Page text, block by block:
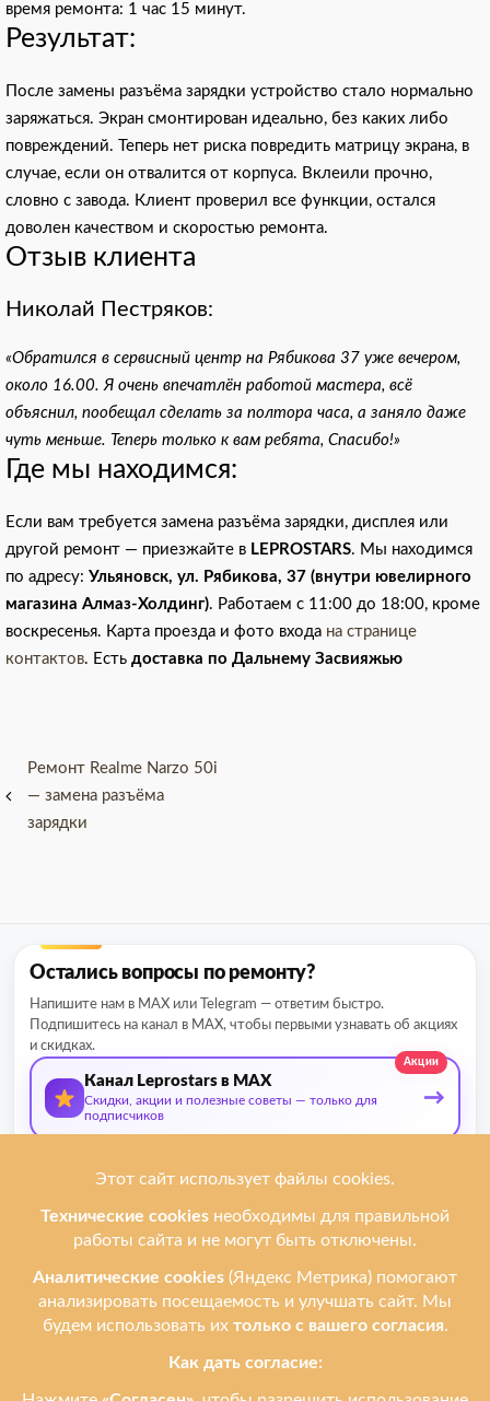
время ремонта: 1 час 15 минут.
Результат:
После замены разъёма зарядки устройство стало нормально
заряжаться. Экран смонтирован идеально, без каких либо
повреждений. Теперь нет риска повредить матрицу экрана, в
случае, если он отвалится от корпуса. Вклеили прочно,
словно с завода. Клиент проверил все функции, остался
доволен качеством и скоростью ремонта.
Отзыв клиента
Николай Пестряков:
«Обратился в сервисный центр на Рябикова 37 уже вечером,
около 16.00. Я очень впечатлён работой мастера, всё
объяснил, пообещал сделать за полтора часа, а заняло даже
чуть меньше. Теперь только к вам ребята, Спасибо!»
Где мы находимся:
Если вам требуется замена разъёма зарядки, дисплея или
другой ремонт — приезжайте в LEPROSTARS. Мы находимся
по адресу: Ульяновск, ул. Рябикова, 37 (внутри ювелирного
магазина Алмаз-Холдинг). Работаем с 11:00 до 18:00, кроме
воскресенья. Карта проезда и фото входа на странице
контактов. Есть доставка по Дальнему Засвияжью
Навигация
по
записям
Ремонт Realme Narzo 50i
— замена разъёма
зарядки
Остались вопросы по ремонту?
Напишите нам в MAX или Telegram — ответим быстро.
Подпишитесь на канал в MAX, чтобы первыми узнавать об акциях
и скидках.
Акции
Канал Leprostars в MAX
Скидки, акции и полезные советы — только для
подписчиков
→
О нас
Мы ремонтируем